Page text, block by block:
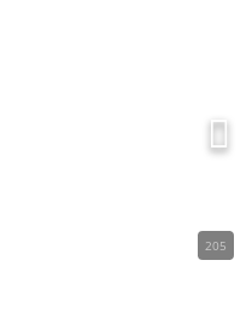
205